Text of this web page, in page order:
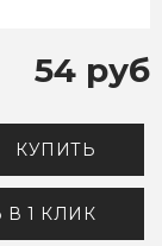
54 руб
КУПИТЬ
В 1 КЛИК